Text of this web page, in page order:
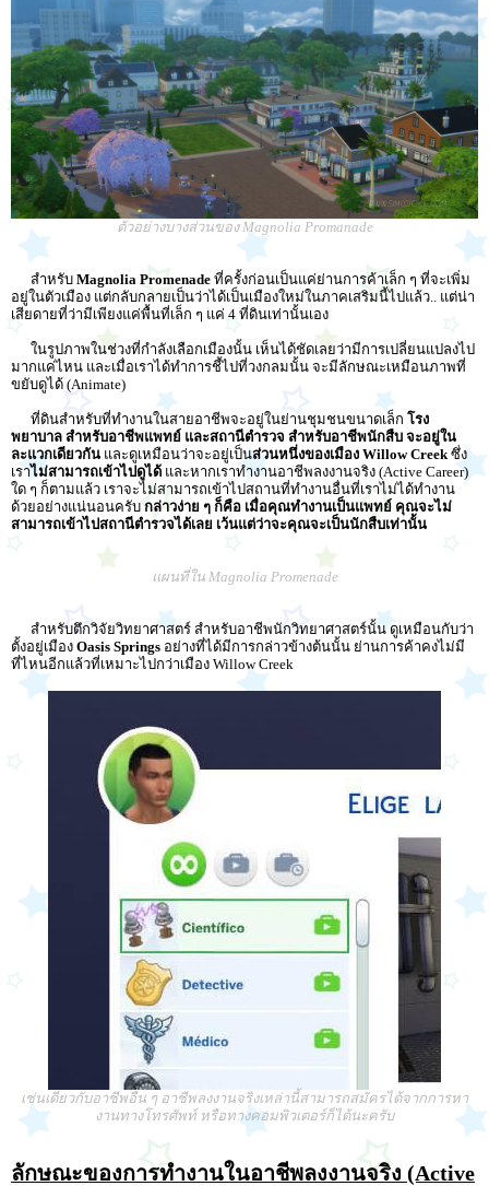
ตัวอย่างบางส่วนของ Magnolia Promanade
สำหรับ Magnolia Promenade ที่ครั้งก่อนเป็นแค่ย่านการค้าเล็ก ๆ ที่จะเพิ่ม
อยู่ในตัวเมือง แต่กลับกลายเป็นว่าได้เป็นเมืองใหม่ในภาคเสริมนี้ไปแล้ว.. แต่น่า
เสียดายที่ว่ามีเพียงแค่พื้นที่เล็ก ๆ แค่ 4 ที่ดินเท่านั้นเอง
ในรูปภาพในช่วงที่กำลังเลือกเมืองนั้น เห็นได้ชัดเลยว่ามีการเปลี่ยนแปลงไป
มากแค่ไหน และเมื่อเราได้ทำการชี้ไปที่วงกลมนั้น จะมีลักษณะเหมือนภาพที่
ขยับดูได้ (Animate)
ที่ดินสำหรับที่ทำงานในสายอาชีพจะอยู่ในย่านชุมชนขนาดเล็ก โรง
พยาบาล สำหรับอาชีพแพทย์ และสถานีตำรวจ สำหรับอาชีพนักสืบ จะอยู่ใน
ละแวกเดียวกัน และดูเหมือนว่าจะอยู่เป็นส่วนหนึ่งของเมือง Willow Creek ซึ่ง
เราไม่สามารถเข้าไปดูได้ และหากเราทำงานอาชีพลงงานจริง (Active Career)
ใด ๆ ก็ตามแล้ว เราจะไม่สามารถเข้าไปสถานที่ทำงานอื่นที่เราไม่ได้ทำงาน
ด้วยอย่างแน่นอนครับ กล่าวง่าย ๆ ก็คือ เมื่อคุณทำงานเป็นแพทย์ คุณจะไม่
สามารถเข้าไปสถานีตำรวจได้เลย เว้นแต่ว่าจะคุณจะเป็นนักสืบเท่านั้น
แผนที่ใน Magnolia Promenade
สำหรับตึกวิจัยวิทยาศาสตร์ สำหรับอาชีพนักวิทยาศาสตร์นั้น ดูเหมือนกับว่า
ตั้งอยู่เมือง Oasis Springs อย่างที่ได้มีการกล่าวข้างต้นนั้น ย่านการค้าคงไม่มี
ที่ไหนอีกแล้วที่เหมาะไปกว่าเมือง Willow Creek
เช่นเดียวกับอาชีพอื่น ๆ อาชีพลงงานจริงเหล่านี้สามารถสมัครได้จากการหา
งานทางโทรศัพท์ หรือทางคอมพิวเตอร์ก็ได้นะครับ
ลักษณะของการทำงานในอาชีพลงงานจริง (Active